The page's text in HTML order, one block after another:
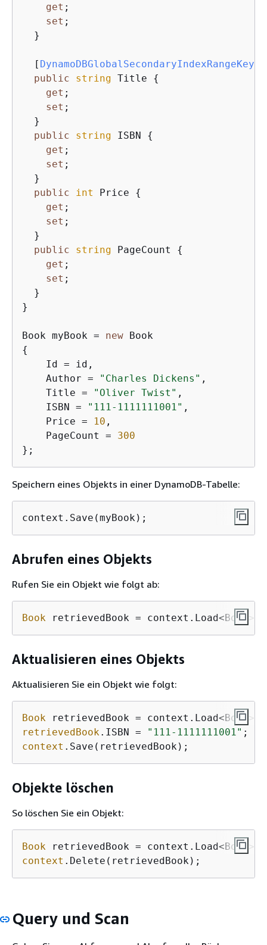
get ;
set ;
  }
  [
DynamoDBGlobalSecondaryIndexRangeKey
public
string Title {
get ;
set ;
  }
public
string ISBN {
get ;
set ;
  }
public
int Price {
get ;
set ;
  }
public
string PageCount {
get ;
set ;
  }
}
Book myBook = new
{
    Id = id,
    Author =
"Charles Dickens" ,
    Title =
"Oliver Twist" ,
    ISBN =
"111-1111111001" ,
    Price =
10 ,
    PageCount =
300
};
Speichern eines Objekts in einer DynamoDB-Tabelle:
context.Save(myBook);
Abrufen eines Objekts
Rufen Sie ein Objekt wie folgt ab:
Book retrievedBook = context.Load<Book>(
Aktualisieren eines Objekts
Aktualisieren Sie ein Objekt wie folgt:
Book retrievedBook = context.Load<Book>(
retrievedBook .ISBN = "111-1111111001"
context .Save(retrievedBook);
Objekte löschen
So löschen Sie ein Objekt:
Book retrievedBook = context.Load<Book>(
context .Delete(retrievedBook);
Query und Scan